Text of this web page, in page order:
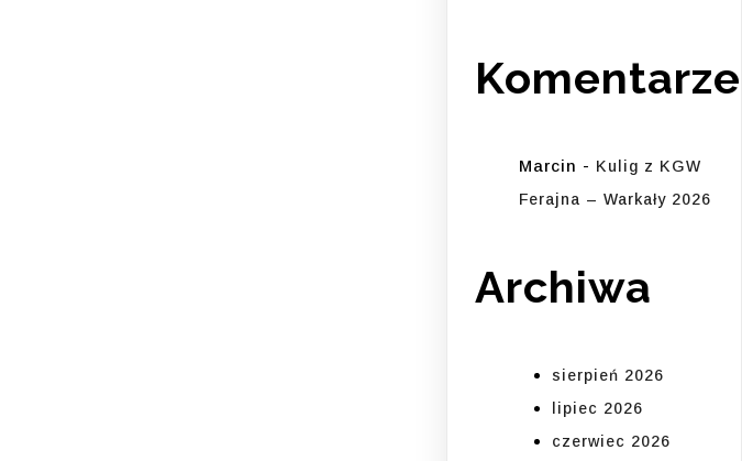
Komentarze
Marcin - Kulig z KGW
Ferajna – Warkały 2026
Archiwa
sierpień 2026
lipiec 2026
czerwiec 2026